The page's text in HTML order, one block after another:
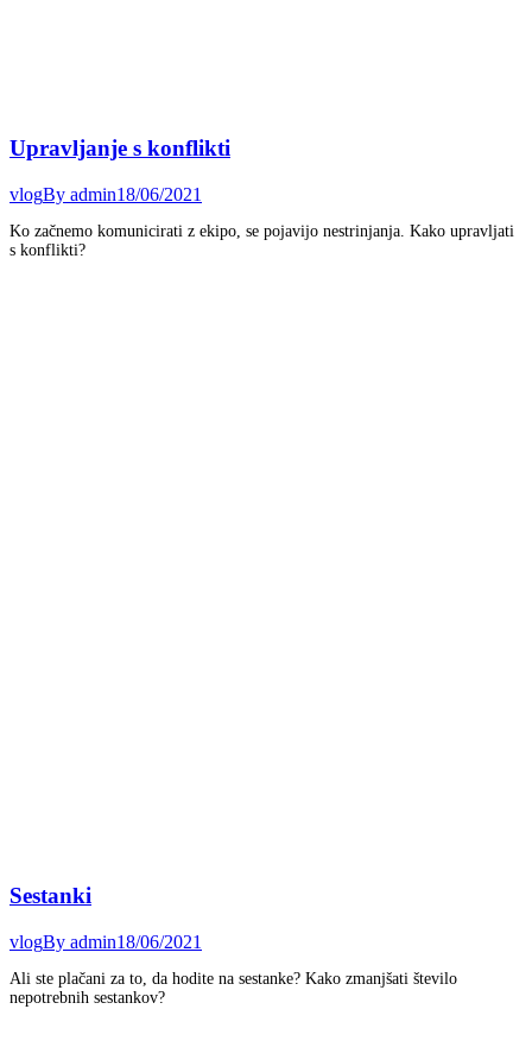
Upravljanje s konflikti
vlogBy admin18/06/2021
Ko začnemo komunicirati z ekipo, se pojavijo nestrinjanja. Kako upravljati
s konflikti?
Sestanki
vlogBy admin18/06/2021
Ali ste plačani za to, da hodite na sestanke? Kako zmanjšati število
nepotrebnih sestankov?